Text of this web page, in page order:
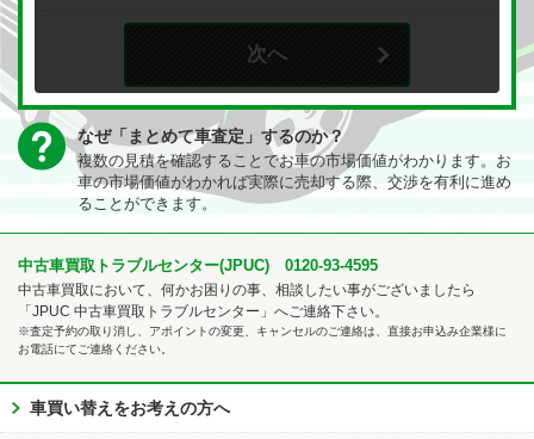
次へ
なぜ「まとめて車査定」するのか？
複数の見積を確認することでお車の市場価値がわかります。お
車の市場価値がわかれば実際に売却する際、交渉を有利に進め
ることができます。
中古車買取トラブルセンター(JPUC) 0120-93-4595
中古車買取において、何かお困りの事、相談したい事がございましたら
「JPUC 中古車買取トラブルセンター」へご連絡下さい。
※査定予約の取り消し、アポイントの変更、キャンセルのご連絡は、直接お申込み企業様に
お電話にてご連絡ください。
車買い替えをお考えの方へ